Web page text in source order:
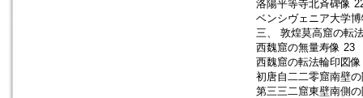
洛陽平等寺北斉碑像
ベンシヴェニア大学
三、 敦煌莫高窟の転
西魏窟の無量寿像 23
西魏窟の転法輪印図
初唐自二二零窟南壁
第三三二窟東壁南側